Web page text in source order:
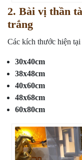
2. Bài vị thần
trắng
Các kích thước hiện tại
30x40cm
38x48cm
40x60cm
48x68cm
60x80cm